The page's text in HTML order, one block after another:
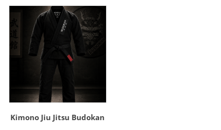
Kimono Jiu Jitsu Budokan